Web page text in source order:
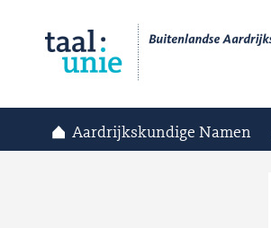
Aardrijkskundige Namen